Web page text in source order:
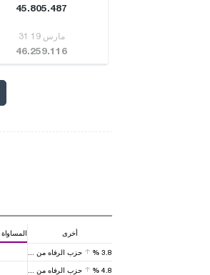
45.805.487
31 مارس 19
46.259.116
أخرى
% 3.8 حزب الرفاه من جديد
% 4.8 حزب الرفاه من جديد